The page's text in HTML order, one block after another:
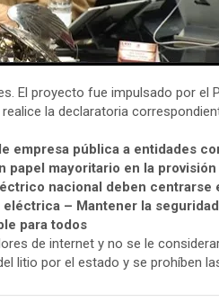
El proyecto fue impulsado por el
la declaratoria
empresa pública a entidades
papel mayoritario en la
nacional deben centrarse
– Mantener la
para todos
de internet y no se le
litio por el estado y se prohíben